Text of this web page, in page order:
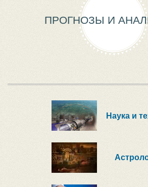
ПРОГНОЗЫ И
Наука и